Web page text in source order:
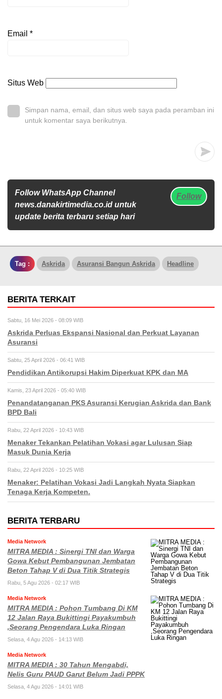
Email *
Situs Web
Simpan nama, email, dan situs web saya pada peramban ini
untuk komentar saya berikutnya.
Follow WhatsApp Channel
news.danakirtimedia.co.id untuk
update berita terbaru setiap hari
Follow
Tag : Askrida Asuransi Bangun Askrida Headline
BERITA TERKAIT
Sabtu, 16 Mei 2026 - 08:09 WIB
Askrida Perluas Ekspansi Nasional dan Perkuat Layanan
Asuransi
Sabtu, 25 April 2026 - 06:41 WIB
Pendidikan Antikorupsi Hakim Diperkuat KPK dan MA
Kamis, 23 April 2026 - 05:40 WIB
Penandatanganan PKS Asuransi Kerugian Askrida dan Bank
BPD Bali
Rabu, 22 April 2026 - 10:43 WIB
Menaker Tekankan Pelatihan Vokasi agar Lulusan Siap
Masuk Dunia Kerja
Rabu, 22 April 2026 - 10:25 WIB
Menaker: Pelatihan Vokasi Jadi Langkah Nyata Siapkan
Tenaga Kerja Kompeten.
BERITA TERBARU
Media Network
MITRA MEDIA : Sinergi TNI dan Warga
Gowa Kebut Pembangunan Jembatan
Beton Tahap V di Dua Titik Strategis
Rabu, 5 Agu 2026 - 02:17 WIB
Media Network
MITRA MEDIA : Pohon Tumbang Di KM
12 Jalan Raya Bukittingi Payakumbuh
,Seorang Pengendara Luka Ringan
Selasa, 4 Agu 2026 - 14:13 WIB
Media Network
MITRA MEDIA : 30 Tahun Mengabdi,
Nelis Guru PAUD Garut Belum Jadi PPPK
Selasa, 4 Agu 2026 - 14:01 WIB